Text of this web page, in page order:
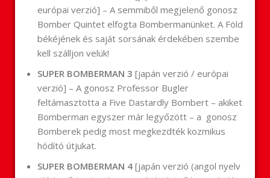
európai verzió] – A semmiből megjelenő gonosz
Bomber Quintet elfogta Bombermanünket. A Föld
békéjének és saját sorsának érdekében szembe
kell szálljon velük!
SUPER BOMBERMAN 3[japán verzió / európai
verzió] – A gonosz Professor Bugler
feltámasztotta a Five Dastardly Bombert – akiket
Bomberman egyszer már legyőzött – a gonosz
Bomberek pedig most megkezdték kozmikus
hódító útjukat.
SUPER BOMBERMAN 4[japán verzió (angol nyelv